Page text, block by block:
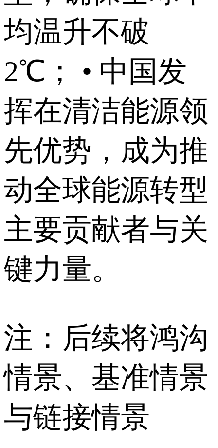
均温升不破
2℃； • 中国发
挥在清洁能源领
先优势，成为推
动全球能源转型
主要贡献者与关
键力量。
注：后续将鸿沟
情景、基准情景
与链接情景